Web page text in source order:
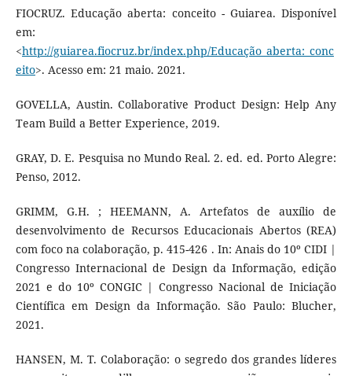
FIOCRUZ. Educação aberta: conceito - Guiarea. Disponível
em:
<http://guiarea.fiocruz.br/index.php/Educação_aberta:_conc
eito>. Acesso em: 21 maio. 2021.
GOVELLA, Austin. Collaborative Product Design: Help Any
Team Build a Better Experience, 2019.
GRAY, D. E. Pesquisa no Mundo Real. 2. ed. ed. Porto Alegre:
Penso, 2012.
GRIMM, G.H. ; HEEMANN, A. Artefatos de auxílio de
desenvolvimento de Recursos Educacionais Abertos (REA)
com foco na colaboração, p. 415-426 . In: Anais do 10º CIDI |
Congresso Internacional de Design da Informação, edição
2021 e do 10º CONGIC | Congresso Nacional de Iniciação
Científica em Design da Informação. São Paulo: Blucher,
2021.
HANSEN, M. T. Colaboração: o segredo dos grandes líderes